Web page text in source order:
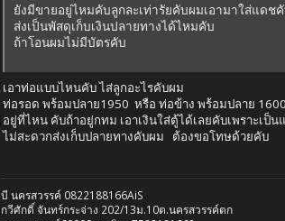
ยังมีขายอยู่ไหมคับลูกละเท่ารัยคับผมเอามาใส่แดช
ส่งเป็นพัสดุเก็บเงินปลายทางได้ไหมคับ
ถ้าโอนผมไม่มีบัตรคับ
เอาท่อแบบไหนคับ ไส่ลูกอะไรคับผม
ท่อรอด พร้อมปลาย1950 หรือ ท่อข้าง พร้อมปลาย
อยู่ที่ไหน คับถ้าอยู่กทม เอาเงินใส่ตู้ได้เลยคับเพราะเป็
ไม่สะดวกส่งเก็บปลายทางคับผม ต้องขอโทษด้วยคับ
บี นครสวรรค์ 0822188166AiS
กวีศักดิ์ จันทร์กระจ่าง 202/13ม.10ต.นครสวรรค์ตก